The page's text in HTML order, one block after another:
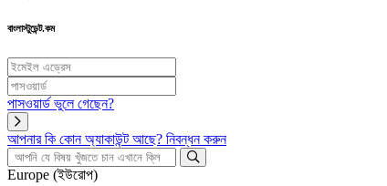
বাংলাস্টুডেন্ট.কম
পাসওয়ার্ড ভুলে গেছেন?
আপনার কি কোন অ্যাকাউন্ট আছে? নিবন্ধন করুন
Europe (ইউরোপ)